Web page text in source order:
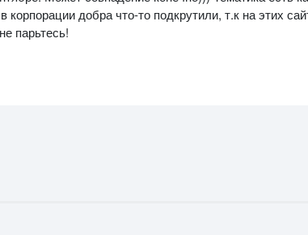
корпорации добра что-то подкрутили, т.к на этих
парьтесь!